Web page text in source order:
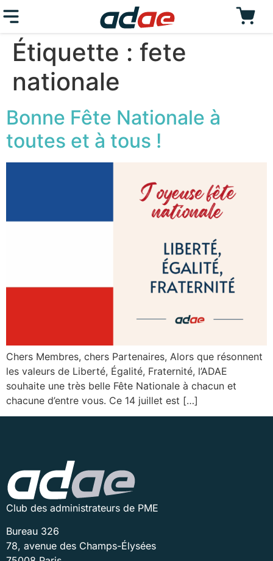
Étiquette : fete
nationale
Bonne Fête Nationale à
toutes et à tous !
Chers Membres, chers Partenaires, Alors que résonnent
les valeurs de Liberté, Égalité, Fraternité, l’ADAE
souhaite une très belle Fête Nationale à chacun et
chacune d’entre vous. Ce 14 juillet est […]
Club des administrateurs de PME
Bureau 326
78, avenue des Champs-Élysées